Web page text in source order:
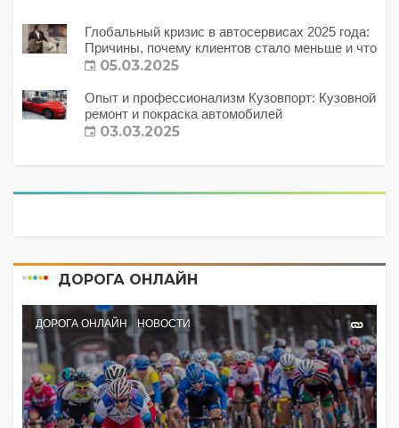
Глобальный кризис в автосервисах 2025 года:
Причины, почему клиентов стало меньше и что
с этим делать?
05.03.2025
Опыт и профессионализм Кузовпорт: Кузовной
ремонт и покраска автомобилей
03.03.2025
ДОРОГА ОНЛАЙН
ДОРОГА ОНЛАЙН НОВОСТИ